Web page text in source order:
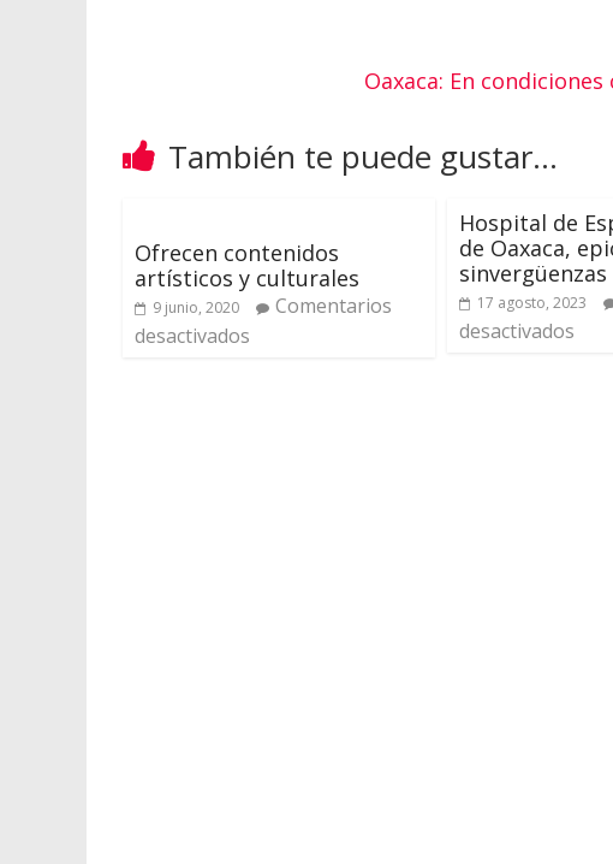
Oaxaca: En
También te puede gustar...
Ofrecen contenidos
artísticos y culturales
9 junio, 2020
Comentarios
desactivados
Hospital de
de Oaxaca,
sinvergüenzas
17 agosto, 2023
desactivados